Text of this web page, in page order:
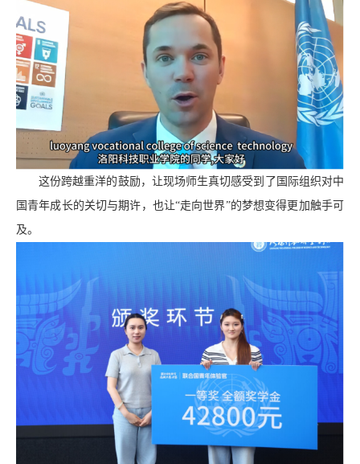
这份跨越重洋的鼓励，让现场师生真切感受到了国际组织对中
国青年成长的关切与期许，也让“走向世界”的梦想变得更加触手可
及。